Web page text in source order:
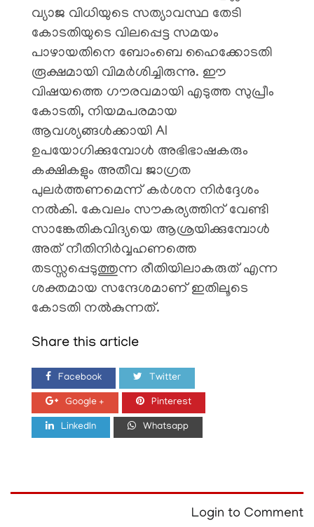
വ്യാജ വിധിയുടെ സത്യാവസ്ഥ തേടി
കോടതിയുടെ വിലപ്പെട്ട സമയം
പാഴായതിനെ ബോംബെ ഹൈക്കോടതി
രൂക്ഷമായി വിമർശിച്ചിരുന്നു. ഈ
വിഷയത്തെ ഗൗരവമായി എടുത്ത സുപ്രീം
കോടതി, നിയമപരമായ
ആവശ്യങ്ങൾക്കായി AI
ഉപയോഗിക്കുമ്പോൾ അഭിഭാഷകരും
കക്ഷികളും അതീവ ജാഗ്രത
പുലർത്തണമെന്ന് കർശന നിർദ്ദേശം
നൽകി. കേവലം സൗകര്യത്തിന് വേണ്ടി
സാങ്കേതികവിദ്യയെ ആശ്രയിക്കുമ്പോൾ
അത് നീതിനിർവ്വഹണത്തെ
തടസ്സപ്പെടുത്തുന്ന രീതിയിലാകരുത് എന്ന
ശക്തമായ സന്ദേശമാണ് ഇതിലൂടെ
കോടതി നൽകുന്നത്.
Share this article
Facebook Twitter
Google + Pinterest
LinkedIn Whatsapp
Login to Comment